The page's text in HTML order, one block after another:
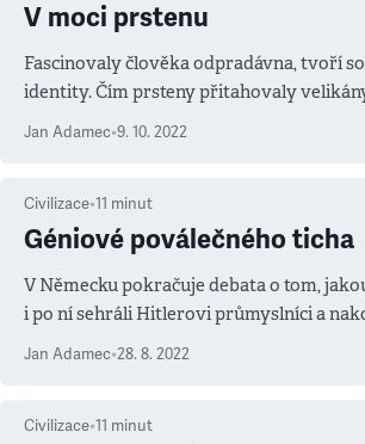
V moci prstenu
Fascinovaly člověka odpradávna, tvoří
identity. Čím prsteny přitahovaly
Wagnera a Johna R. R. Tolkiena?
Jan Adamec•9. 10. 2022
Civilizace•11 minut
Géniové poválečného ticha
V Německu pokračuje debata o tom,
i po ní sehráli Hitlerovi průmyslníci a
potrestáni
Jan Adamec•28. 8. 2022
Civilizace•11 minut